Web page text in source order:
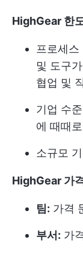
HighGear 한
프로세스
및 도구
협업 및
기업 수
에 때때
소규모
HighGear 가
팀: 가격
부서: 가